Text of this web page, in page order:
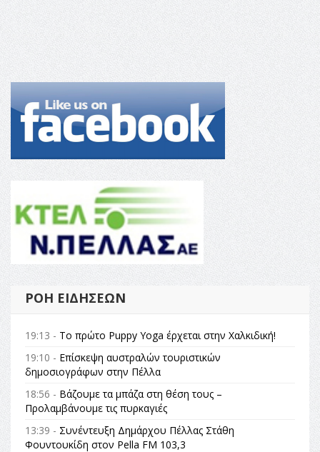
ΡΟΉ ΕΙΔΉΣΕΩΝ
19:13 - Το πρώτο Puppy Yoga έρχεται στην Χαλκιδική!
19:10 - Επίσκεψη αυστραλών τουριστικών
δημοσιογράφων στην Πέλλα
18:56 - Βάζουμε τα μπάζα στη θέση τους –
Προλαμβάνουμε τις πυρκαγιές
13:39 - Συνέντευξη Δημάρχου Πέλλας Στάθη
Φουντουκίδη στον Pella FM 103,3